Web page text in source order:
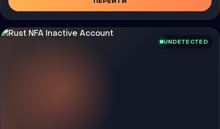
UNDETECTED